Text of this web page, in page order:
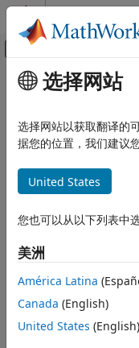
跳到内容
画布外导航菜
文档主页
主要内容
选择网站
选择网站以获取翻译的
据您的位置，我们建议
United States
您也可以从以下列表中
美洲
América Latina
Canada (English)
United States (English)